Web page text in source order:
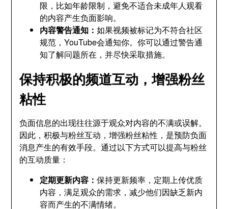
限，比如年龄限制，避免不适合未成年人观看
的内容产生负面影响。
内容警告通知：如果视频被标记为不符合社区
规范，YouTube会通知你。你可以通过警告通
知了解问题所在，并尽快采取措施。
保持积极的频道互动，增强粉丝
粘性
负面信息的出现往往源于观众对内容的不满或误解。
因此，积极与粉丝互动，增强粉丝粘性，是预防负面
消息产生的有效手段。通过以下方式可以提高与粉丝
的互动质量：
定期更新内容：保持更新频率，定期上传优质
内容，满足观众的需求，减少他们因缺乏新内
容而产生的不满情绪。